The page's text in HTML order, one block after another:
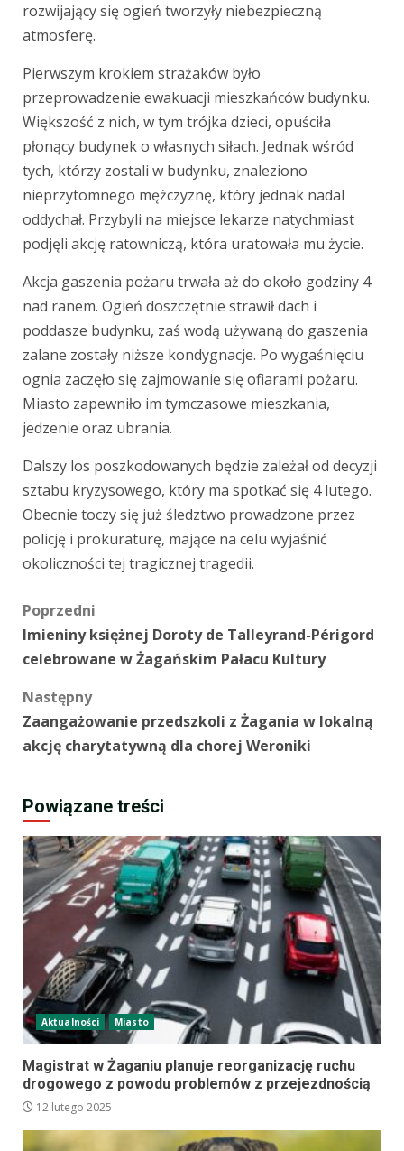
rozwijający się ogień tworzyły niebezpieczną
atmosferę.
Pierwszym krokiem strażaków było
przeprowadzenie ewakuacji mieszkańców budynku.
Większość z nich, w tym trójka dzieci, opuściła
płonący budynek o własnych siłach. Jednak wśród
tych, którzy zostali w budynku, znaleziono
nieprzytomnego mężczyznę, który jednak nadal
oddychał. Przybyli na miejsce lekarze natychmiast
podjęli akcję ratowniczą, która uratowała mu życie.
Akcja gaszenia pożaru trwała aż do około godziny 4
nad ranem. Ogień doszczętnie strawił dach i
poddasze budynku, zaś wodą używaną do gaszenia
zalane zostały niższe kondygnacje. Po wygaśnięciu
ognia zaczęło się zajmowanie się ofiarami pożaru.
Miasto zapewniło im tymczasowe mieszkania,
jedzenie oraz ubrania.
Dalszy los poszkodowanych będzie zależał od decyzji
sztabu kryzysowego, który ma spotkać się 4 lutego.
Obecnie toczy się już śledztwo prowadzone przez
policję i prokuraturę, mające na celu wyjaśnić
okoliczności tej tragicznej tragedii.
Zobacz
wpisy
Poprzedni
Imieniny księżnej Doroty de Talleyrand-Périgord
celebrowane w Żagańskim Pałacu Kultury
Następny
Zaangażowanie przedszkoli z Żagania w lokalną
akcję charytatywną dla chorej Weroniki
Powiązane treści
Aktualności Miasto
Magistrat w Żaganiu planuje reorganizację ruchu
drogowego z powodu problemów z przejezdnością
12 lutego 2025